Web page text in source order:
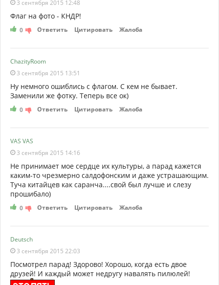
3 сентября 2015 12:48
Флаг на фото - КНДР!
0 Ответить Цитировать Жалоба
ChazityRoom
3 сентября 2015 13:51
Ну немного ошиблись с флагом. С кем не бывает.
Заменили же фотку. Теперь все ок)
0 Ответить Цитировать Жалоба
VAS VAS
3 сентября 2015 14:16
Не принимает мое сердце их культуры, а парад кажется
каким-то чрезмерно салдофонским и даже устрашающим.
Туча китайцев как саранча....свой был лучше и слезу
прошибало)
0 Ответить Цитировать Жалоба
Deutsch
3 сентября 2015 22:03
Посмотрел парад! Здорово! Хорошо, когда есть двое
друзей! И каждый может недругу навалять пилюлей!